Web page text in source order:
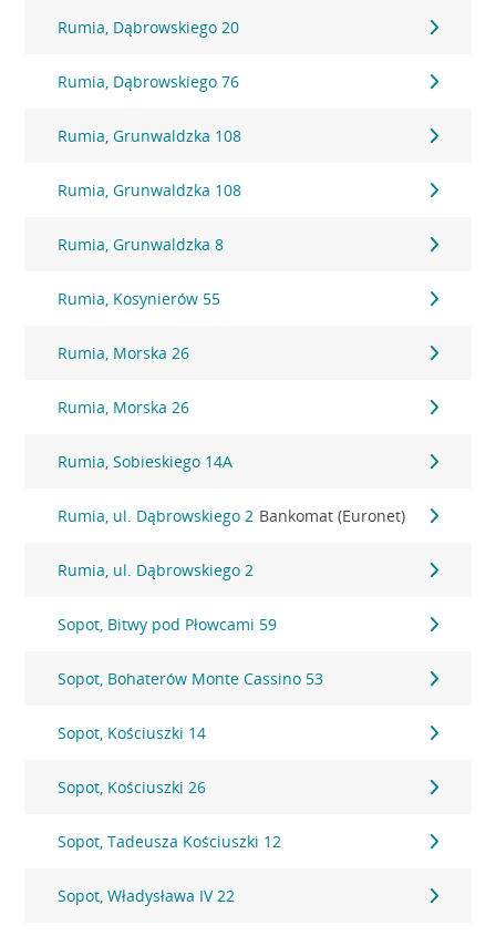
Rumia, Dąbrowskiego 20
Rumia, Dąbrowskiego 76
Rumia, Grunwaldzka 108
Rumia, Grunwaldzka 108
Rumia, Grunwaldzka 8
Rumia, Kosynierów 55
Rumia, Morska 26
Rumia, Morska 26
Rumia, Sobieskiego 14A
Rumia, ul. Dąbrowskiego 2 Bankomat (Euronet)
Rumia, ul. Dąbrowskiego 2
Sopot, Bitwy pod Płowcami 59
Sopot, Bohaterów Monte Cassino 53
Sopot, Kościuszki 14
Sopot, Kościuszki 26
Sopot, Tadeusza Kościuszki 12
Sopot, Władysława IV 22